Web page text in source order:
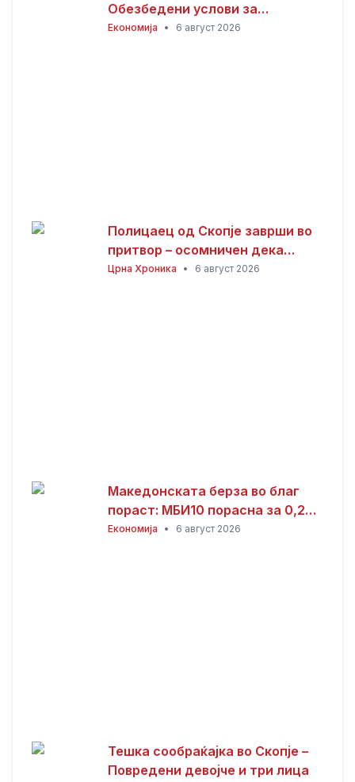
Обезбедени услови за
продолжување на изградбата
Економија • 6 август 2026
Полицаец од Скопје заврши во
притвор – осомничен дека
присвоил пари од сообраќајни
Црна Хроника • 6 август 2026
Македонската берза во благ
пораст: МБИ10 порасна за 0,26
отсто, најтргувани акциите на
Економија • 6 август 2026
Тешка сообраќајка во Скопје –
Повредени девојче и три лица